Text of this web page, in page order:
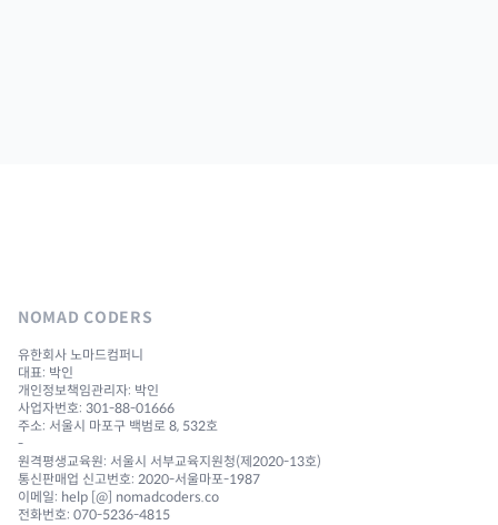
NOMAD CODERS
유한회사 노마드컴퍼니
대표: 박인
개인정보책임관리자: 박인
사업자번호: 301-88-01666
주소: 서울시 마포구 백범로 8, 532호
-
원격평생교육원: 서울시 서부교육지원청(제2020-13호)
통신판매업 신고번호: 2020-서울마포-1987
이메일: help [@] nomadcoders.co
전화번호: 070-5236-4815